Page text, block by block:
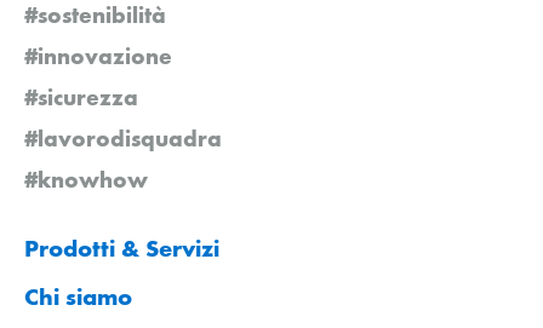
#sostenibilità
#innovazione
#sicurezza
#lavorodisquadra
#knowhow
Prodotti & Servizi
Chi siamo